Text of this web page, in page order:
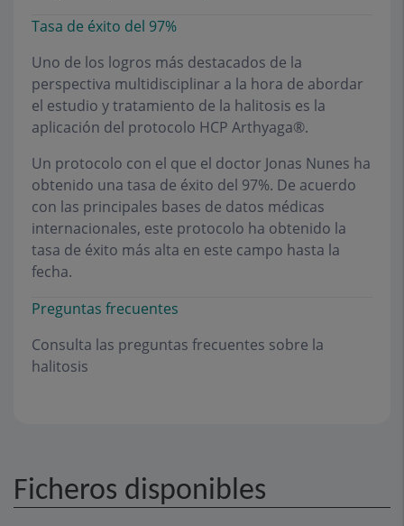
Tasa de éxito del 97%
Uno de los logros más destacados de la
perspectiva multidisciplinar a la hora de abordar
el estudio y tratamiento de la halitosis es la
aplicación del protocolo HCP Arthyaga®.
Un protocolo con el que el doctor Jonas Nunes ha
obtenido una tasa de éxito del 97%. De acuerdo
con las principales bases de datos médicas
internacionales, este protocolo ha obtenido la
tasa de éxito más alta en este campo hasta la
fecha.
Preguntas frecuentes
Consulta las preguntas frecuentes sobre la
halitosis
Ficheros disponibles